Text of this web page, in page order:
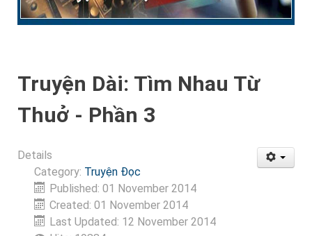
Truyện Dài: Tìm Nhau Từ
Thuở - Phần 3
Details
Category: Truyện Đọc
Published: 01 November 2014
Created: 01 November 2014
Last Updated: 12 November 2014